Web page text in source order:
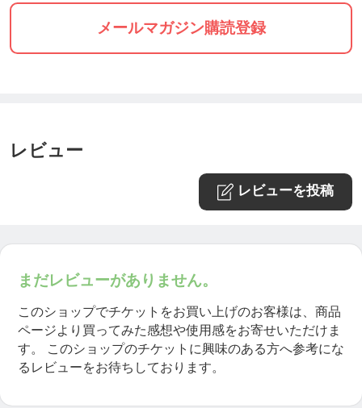
した。皆さまのお話もとても興味深くお聞きしまし
今日受け取った知識は、誰かの苦しみを溶かすカギ
を癒すことが、深い学びに繋がると信じています。
焦らず、香りに包まれながら、経験と知識を自分の
ものにしていきたいです🫶
本日はありがとうございました」
メールマガジン購読登録
レビュー
レビューを投稿
まだレビューがありません。
このショップでチケットをお買い上げのお客様は、商品
ページより買ってみた感想や使用感をお寄せいただけま
す。
このショップのチケットに興味のある方へ参考にな
るレビューをお待ちしております。